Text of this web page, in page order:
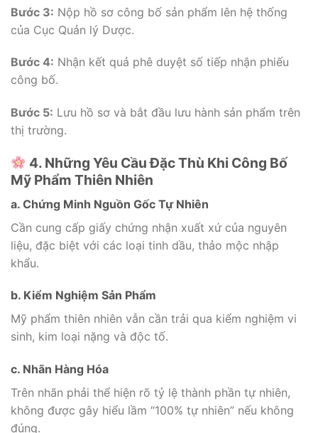
Bước 3: Nộp hồ sơ công bố sản phẩm lên hệ thống
của Cục Quản lý Dược.
Bước 4: Nhận kết quả phê duyệt số tiếp nhận phiếu
công bố.
Bước 5: Lưu hồ sơ và bắt đầu lưu hành sản phẩm trên
thị trường.
4. Những Yêu Cầu Đặc Thù Khi Công Bố
Mỹ Phẩm Thiên Nhiên
a. Chứng Minh Nguồn Gốc Tự Nhiên
Cần cung cấp giấy chứng nhận xuất xứ của nguyên
liệu, đặc biệt với các loại tinh dầu, thảo mộc nhập
khẩu.
b. Kiểm Nghiệm Sản Phẩm
Mỹ phẩm thiên nhiên vẫn cần trải qua kiểm nghiệm vi
sinh, kim loại nặng và độc tố.
c. Nhãn Hàng Hóa
Trên nhãn phải thể hiện rõ tỷ lệ thành phần tự nhiên,
không được gây hiểu lầm “100% tự nhiên” nếu không
đúng.